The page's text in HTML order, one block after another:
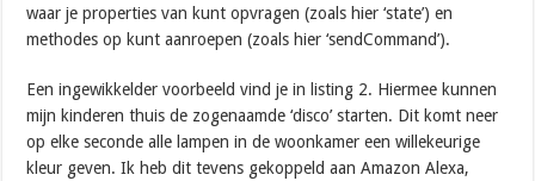
waar je properties van kunt opvragen (zoals hier ‘state’) en
methodes op kunt aanroepen (zoals hier ‘sendCommand’).
Een ingewikkelder voorbeeld vind je in listing 2. Hiermee kunnen
mijn kinderen thuis de zogenaamde ‘disco’ starten. Dit komt neer
op elke seconde alle lampen in de woonkamer een willekeurige
kleur geven. Ik heb dit tevens gekoppeld aan Amazon Alexa,